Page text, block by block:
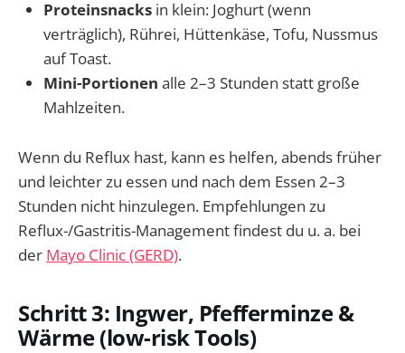
Proteinsnacks in klein: Joghurt (wenn
verträglich), Rührei, Hüttenkäse, Tofu, Nussmus
auf Toast.
Mini-Portionen alle 2–3 Stunden statt große
Mahlzeiten.
Wenn du Reflux hast, kann es helfen, abends früher
und leichter zu essen und nach dem Essen 2–3
Stunden nicht hinzulegen. Empfehlungen zu
Reflux-/Gastritis-Management findest du u. a. bei
der Mayo Clinic (GERD).
Schritt 3: Ingwer, Pfefferminze &
Wärme (low-risk Tools)